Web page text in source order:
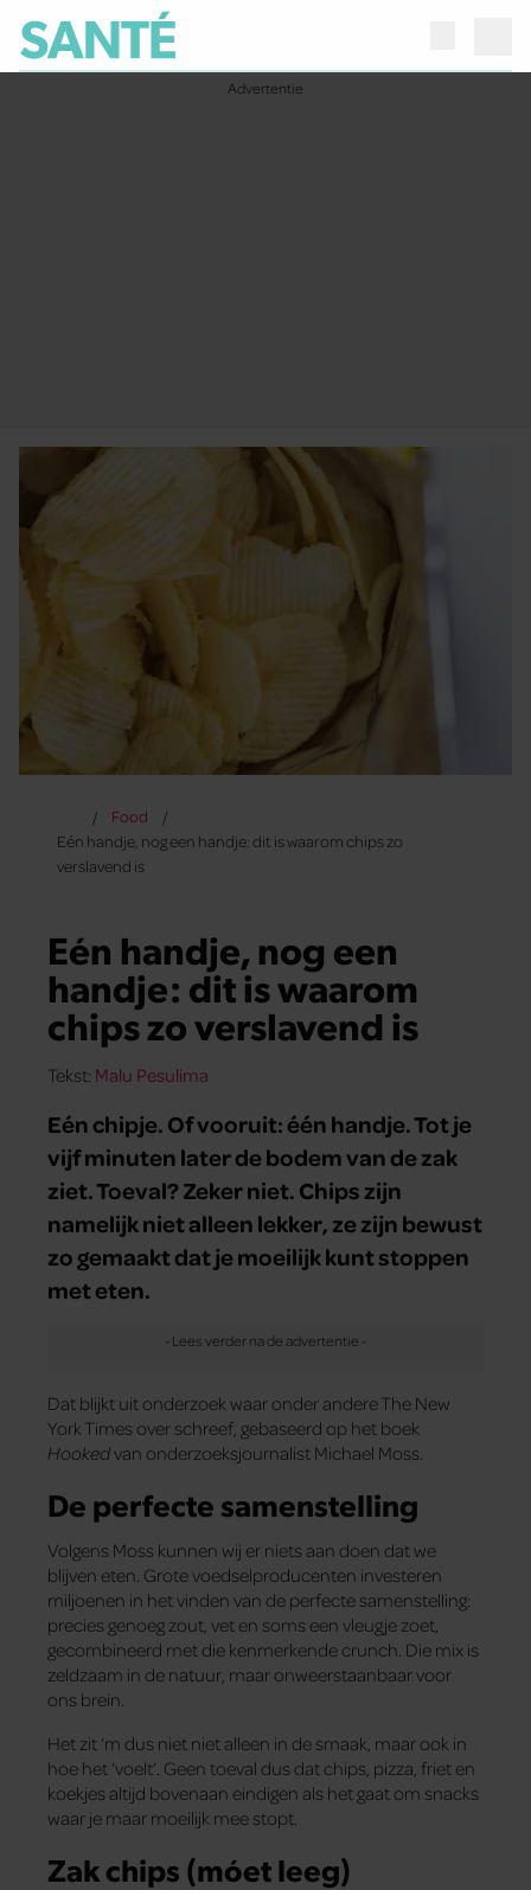
Food
Eén handje, nog een handje: dit is waarom chips zo
verslavend is
Eén handje, nog een
handje: dit is waarom
chips zo verslavend is
Tekst: Malu Pesulima
Eén chipje. Of vooruit: één handje. Tot je
vijf minuten later de bodem van de zak
ziet. Toeval? Zeker niet. Chips zijn
namelijk niet alleen lekker, ze zijn bewust
zo gemaakt dat je moeilijk kunt stoppen
met eten.
Dat blijkt uit onderzoek waar onder andere The New
York Times over schreef, gebaseerd op het boek
Hookedvan onderzoeksjournalist Michael Moss.
De perfecte samenstelling
Volgens Moss kunnen wij er niets aan doen dat we
blijven eten. Grote voedselproducenten investeren
miljoenen in het vinden van de perfecte samenstelling:
precies genoeg zout, vet en soms een vleugje zoet,
gecombineerd met die kenmerkende crunch. Die mix is
zeldzaam in de natuur, maar onweerstaanbaar voor
ons brein.
Het zit ‘m dus niet niet alleen in de smaak, maar ook in
hoe het ‘voelt’. Geen toeval dus dat chips, pizza, friet en
koekjes altijd bovenaan eindigen als het gaat om snacks
waar je maar moeilijk mee stopt.
Zak chips (móet leeg)